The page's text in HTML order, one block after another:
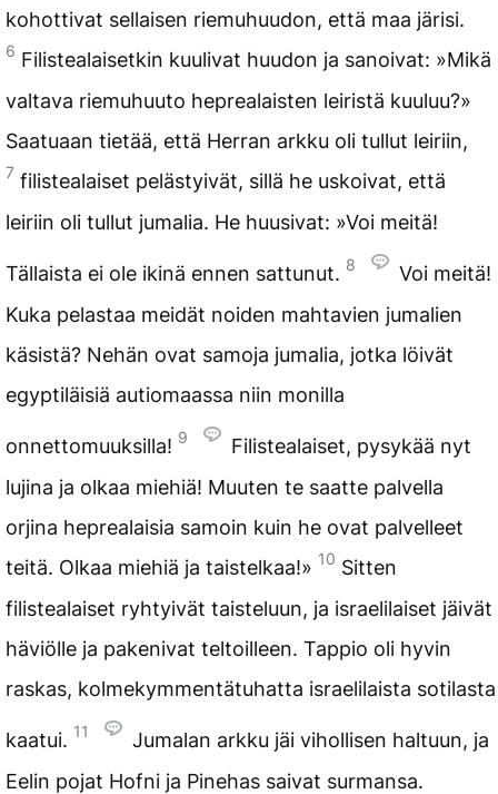
kohottivat sellaisen riemuhuudon, että maa järisi.
6 Filistealaisetkin kuulivat huudon ja sanoivat: »Mikä
valtava riemuhuuto heprealaisten leiristä kuuluu?»
Saatuaan tietää, että Herran arkku oli tullut leiriin,
7 filistealaiset pelästyivät, sillä he uskoivat, että
leiriin oli tullut jumalia. He huusivat: »Voi meitä!
Tällaista ei ole ikinä ennen sattunut. 8
Voi meitä!
Kuka pelastaa meidät noiden mahtavien jumalien
käsistä? Nehän ovat samoja jumalia, jotka löivät
egyptiläisiä autiomaassa niin monilla
onnettomuuksilla! 9
Filistealaiset, pysykää nyt
lujina ja olkaa miehiä! Muuten te saatte palvella
orjina heprealaisia samoin kuin he ovat palvelleet
teitä. Olkaa miehiä ja taistelkaa!» 10 Sitten
filistealaiset ryhtyivät taisteluun, ja israelilaiset jäivät
häviölle ja pakenivat teltoilleen. Tappio oli hyvin
raskas, kolmekymmentätuhatta israelilaista sotilasta
kaatui. 11
Jumalan arkku jäi vihollisen haltuun, ja
Eelin pojat Hofni ja Pinehas saivat surmansa.